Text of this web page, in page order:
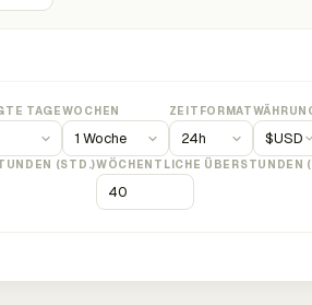
TAGEWOCHEN ZEITFORMAT
$USD
(STD.)WÖCHENTLICHE ÜBERSTUNDEN